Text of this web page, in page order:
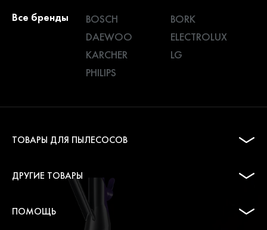
Все бренды BOSCH
BORK
DAEWOO
ELECTROLUX
KARCHER
LG
PHILIPS
ТОВАРЫ ДЛЯ ПЫЛЕСОСОВ
ДРУГИЕ ТОВАРЫ
ПОМОЩЬ